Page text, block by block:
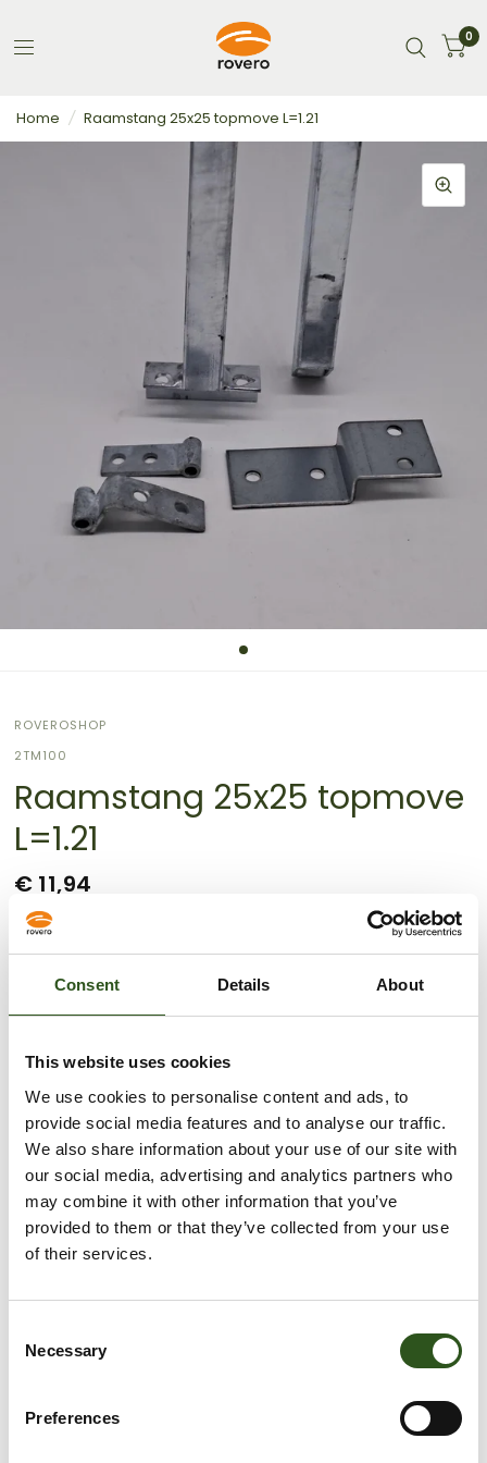
Consent Details About
This website uses cookies
We use cookies to personalise content and ads, to
provide social media features and to analyse our traffic.
We also share information about your use of our site with
our social media, advertising and analytics partners who
may combine it with other information that you’ve
provided to them or that they’ve collected from your use
of their services.
Necessary
Preferences
0
Home / Raamstang 25x25 topmove L=1.21
ROVEROSHOP
2TM100
Raamstang 25x25 topmove
L=1.21
€ 11,94
Verzendkosten
Sizing guide
Afhaling is beschikbaar bijKrabbescheer 6
Meestal klaar binnen 2-4 dagen
Maandag – Vrijdag: 08:00 – 16:00
Winkelgegevens bekijken